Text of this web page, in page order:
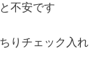
不安です
りチェック入れ